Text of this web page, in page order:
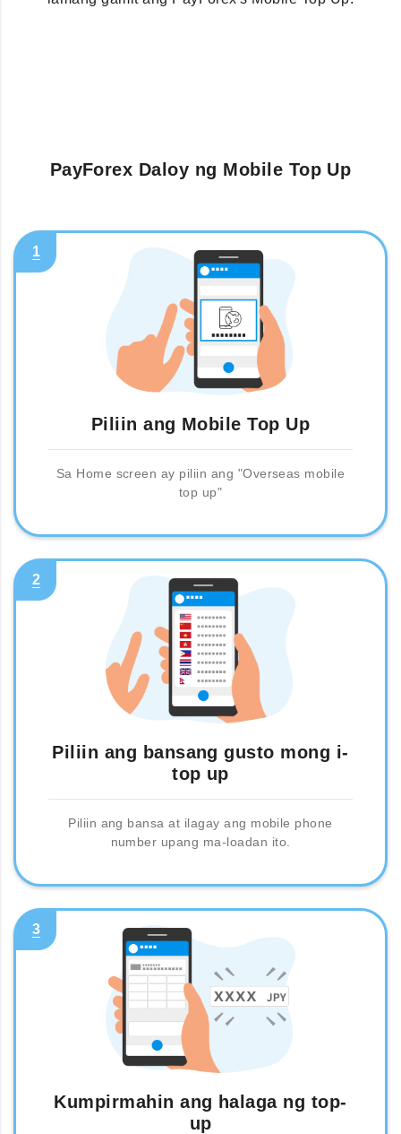
PayForex Daloy ng Mobile Top Up
1
Piliin ang Mobile Top Up
Sa Home screen ay piliin ang "Overseas mobile
top up"
2
Piliin ang bansang gusto mong i-
top up
Piliin ang bansa at ilagay ang mobile phone
number upang ma-loadan ito.
3
Kumpirmahin ang halaga ng top-
up